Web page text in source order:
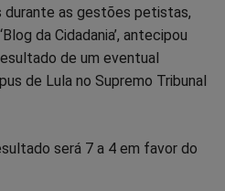
as gestões petistas,
da Cidadania’, antecipou
de um eventual
de Lula no Supremo Tribunal
será 7 a 4 em favor do